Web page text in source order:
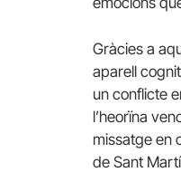
Gràcies a
aparell
un conflicte
l’heorïna
missatge en
de Sant